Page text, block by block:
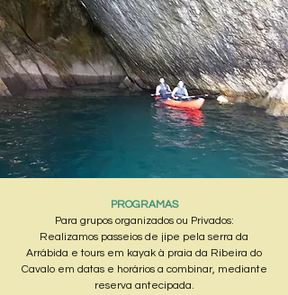
PROGRAMAS
Para grupos organizados ou Privados:
Realizamos passeios de jipe pela serra da
Arrábida e tours em kayak à praia da Ribeira do
Cavalo em datas e horários a combinar, mediante
reserva antecipada.